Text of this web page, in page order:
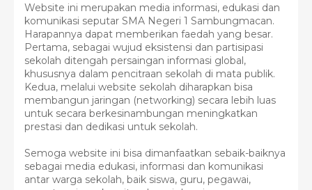
Website ini merupakan media informasi, edukasi dan
komunikasi seputar SMA Negeri 1 Sambungmacan.
Harapannya dapat memberikan faedah yang besar.
Pertama, sebagai wujud eksistensi dan partisipasi
sekolah ditengah persaingan informasi global,
khususnya dalam pencitraan sekolah di mata publik.
Kedua, melalui website sekolah diharapkan bisa
membangun jaringan (networking) secara lebih luas
untuk secara berkesinambungan meningkatkan
prestasi dan dedikasi untuk sekolah.
Semoga website ini bisa dimanfaatkan sebaik-baiknya
sebagai media edukasi, informasi dan komunikasi
antar warga sekolah, baik siswa, guru, pegawai,